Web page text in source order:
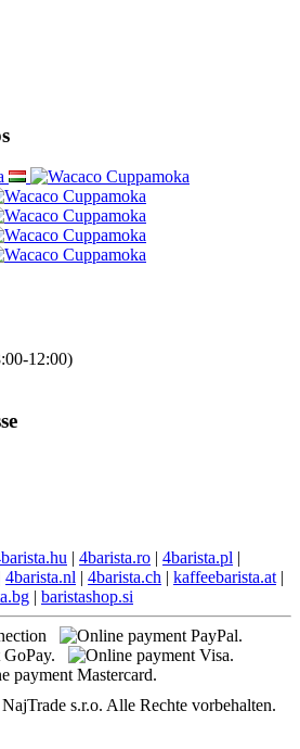
12:00)
| 4barista.ro | 4barista.pl |
4barista.nl | 4barista.ch | kaffeebarista.at |
| baristashop.si
s.r.o. Alle Rechte vorbehalten.